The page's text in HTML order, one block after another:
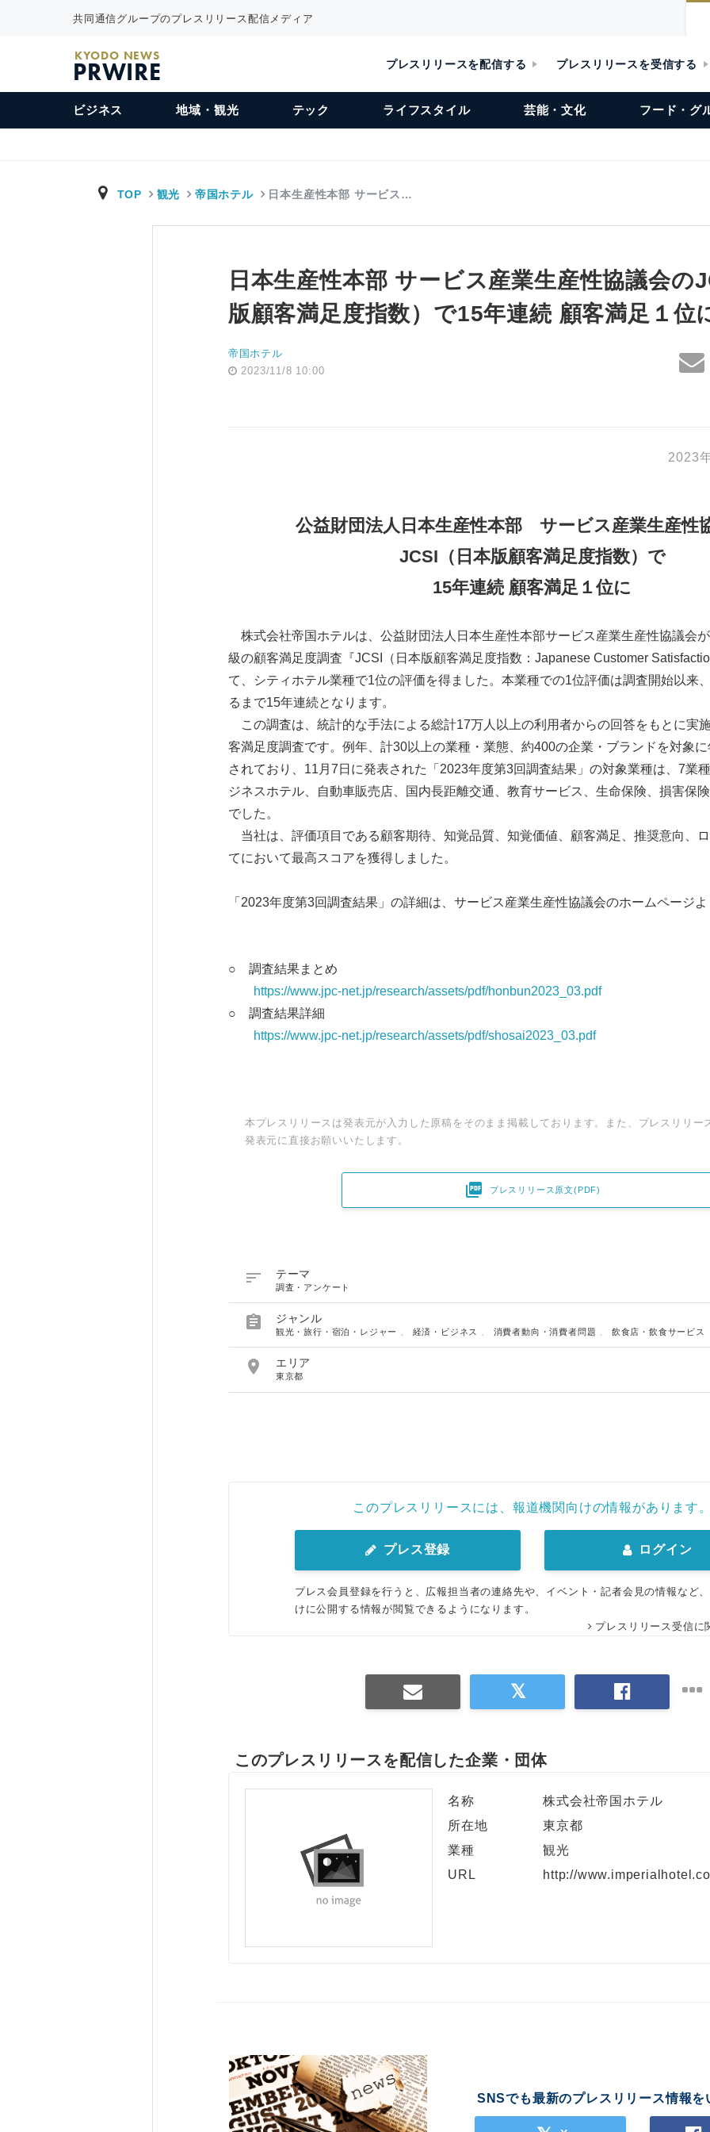
共同通信グループのプレスリリース配信メディア
KYODO NEWS
PRWIRE プレスリリースを配信する プレスリリースを受信する
ビジネス 地域・観光 テック ライフスタイル 芸能・文化 フード・グ
TOP 観光 帝国ホテル 日本生産性本部 サービス…
日本生産性本部 サービス産業生産性協議会の
版顧客満足度指数）で15年連続 顧客満足１位
帝国ホテル
2023/11/8 10:00
2023
公益財団法人日本生産性本部 サービス産業生産性
JCSI（日本版顧客満足度指数）で
15年連続 顧客満足１位に
株式会社帝国ホテルは、公益財団法人日本生産性本部サービス産業生産性協議会
級の顧客満足度調査『JCSI（日本版顧客満足度指数：Japanese Customer
て、シティホテル業種で1位の評価を得ました。本業種での1位評価は調査開始以来
るまで15年連続となります。
この調査は、統計的な手法による総計17万人以上の利用者からの回答をもとに実
客満足度調査です。例年、計30以上の業種・業態、約400の企業・ブランドを対象
されており、11月7日に発表された「2023年度第3回調査結果」の対象業種は、7業
ジネスホテル、自動車販売店、国内長距離交通、教育サービス、生命保険、損害保
でした。
当社は、評価項目である顧客期待、知覚品質、知覚価値、顧客満足、推奨意向、
てにおいて最高スコアを獲得しました。
「2023年度第3回調査結果」の詳細は、サービス産業生産性協議会のホームページよ
○ 調査結果まとめ
https://www.jpc-net.jp/research/assets/pdf/honbun2023_03.pdf
○ 調査結果詳細
https://www.jpc-net.jp/research/assets/pdf/shosai2023_03.pdf
本プレスリリースは発表元が入力した原稿をそのまま掲載しております。また、プレスリリー
発表元に直接お願いいたします。
 プレスリリース原文(PDF)
 テーマ
調査・アンケート
 ジャンル
観光・旅行・宿泊・レジャー 経済・ビジネス 消費者動向・消費者問題 飲食店・飲食サービス
 エリア
東京都
このプレスリリースには、報道機関向けの情報があります。
プレス登録 ログイン
プレス会員登録を行うと、広報担当者の連絡先や、イベント・記者会見の情報など
けに公開する情報が閲覧できるようになります。
プレスリリース受信に
このプレスリリースを配信した企業・団体
名称
株式会社帝国ホテル
所在地
東京都
業種
観光
URL
http://
SNSでも最新のプレスリリース情報を